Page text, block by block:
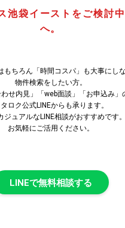
池袋イーストをご検討
へ。
もちろん「時間コスパ」も大事にしな
物件検索をしたい方。
わせ内見」「web面談」「お申込み」
ロク公式LINEからも承ります。
ジュアルなLINE相談がおすすめです。
お気軽にご活用ください。
LINEで無料相談する